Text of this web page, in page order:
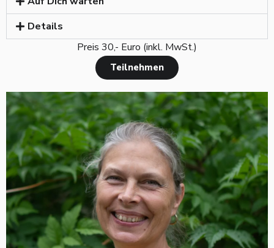
Details
Preis 30,- Euro (inkl. MwSt.)
Teilnehmen